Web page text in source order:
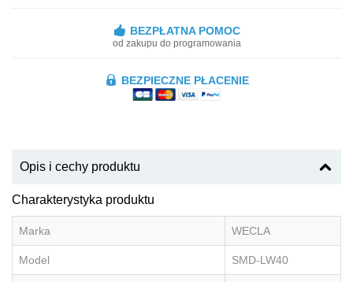
BEZPŁATNA POMOC
od zakupu do programowania
BEZPIECZNE PŁACENIE
Opis i cechy produktu
Charakterystyka produktu
Marka WECLA
Model SMD-LW40